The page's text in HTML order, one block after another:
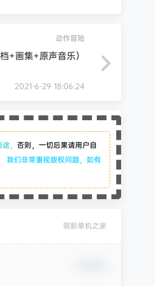
动作冒险
+画集+原声音乐）
2021-6-29 18:06:24
， 否则，一切后果请用户自
我们非常重视版权问题，如有
萌新单机之家